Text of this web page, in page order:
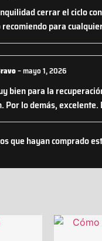
cerrar el ciclo
para
–mayo 1, 2026
bien para la
Por lo demás, excelente.
que hayan comprado